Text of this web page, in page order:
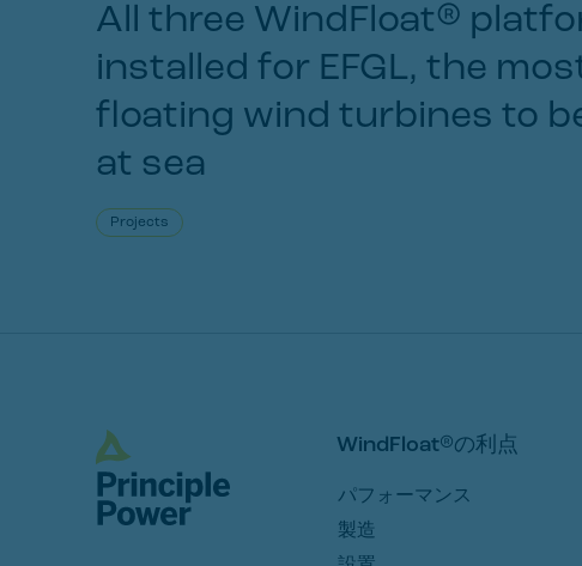
All three WindFloat®
installed for EFGL, the
floating wind turbines to
at sea
Projects
WindFloat®の利点
パフォーマンス
製造